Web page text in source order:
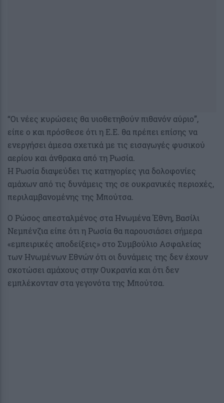
“Οι νέες κυρώσεις θα υιοθετηθούν πιθανόν αύριο”,
είπε ο και πρόσθεσε ότι η Ε.Ε. θα πρέπει επίσης να
ενεργήσει άμεσα σχετικά με τις εισαγωγές φυσικού
αερίου και άνθρακα από τη Ρωσία.
Η Ρωσία διαψεύδει τις κατηγορίες για δολοφονίες
αμάχων από τις δυνάμεις της σε ουκρανικές περιοχές,
περιλαμβανομένης της Μπούτσα.
Ο Ρώσος απεσταλμένος στα Ηνωμένα Έθνη, Βασίλι
Νεμπένζια είπε ότι η Ρωσία θα παρουσιάσει σήμερα
«εμπειρικές αποδείξεις» στο Συμβούλιο Ασφαλείας
των Ηνωμένων Εθνών ότι οι δυνάμεις της δεν έχουν
σκοτώσει αμάχους στην Ουκρανία και ότι δεν
εμπλέκονταν στα γεγονότα της Μπούτσα.